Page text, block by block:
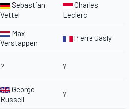
Sebastian
Vettel
Charles
Leclerc
Max
Verstappen
Pierre Gasly
? ?
George
Russell
?